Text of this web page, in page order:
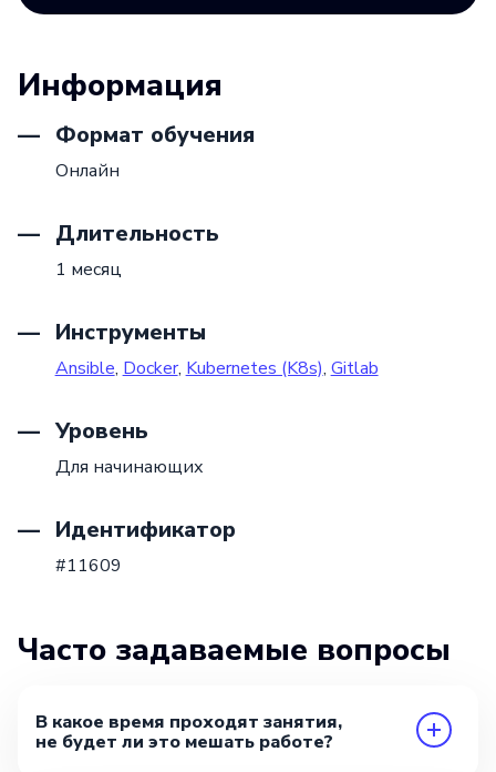
Информация
Формат обучения
Онлайн
Длительность
1 месяц
Инструменты
Ansible, Docker, Kubernetes (K8s), Gitlab
Уровень
Для начинающих
Идентификатор
#11609
Часто задаваемые вопросы
В какое время проходят занятия,
не будет ли это мешать работе?